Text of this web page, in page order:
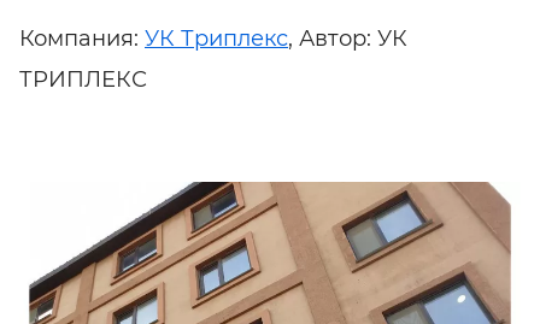
Компания: УК Триплекс, Автор: УК
ТРИПЛЕКС